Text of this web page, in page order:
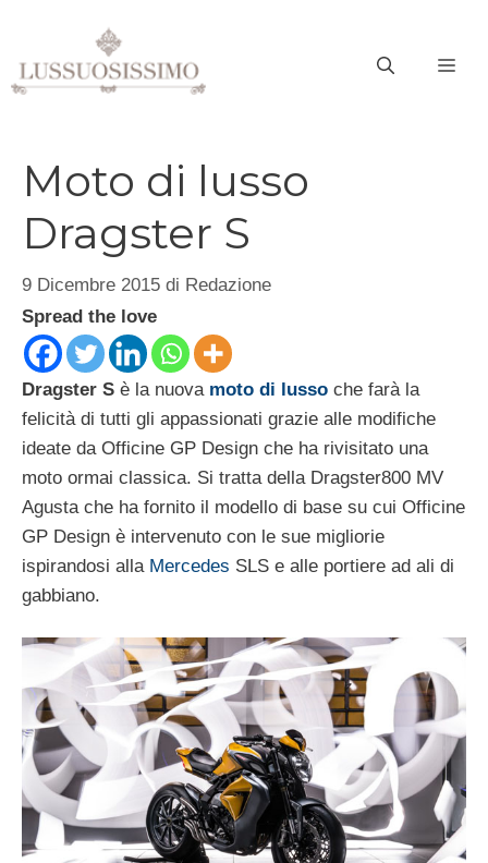
contenuto
Moto di lusso
Dragster S
9 Dicembre 2015 di Redazione
Spread the love
Dragster S è la nuova moto di lusso che farà la
felicità di tutti gli appassionati grazie alle modifiche
ideate da Officine GP Design che ha rivisitato una
moto ormai classica. Si tratta della Dragster800 MV
Agusta che ha fornito il modello di base su cui Officine
GP Design è intervenuto con le sue migliorie
ispirandosi alla Mercedes SLS e alle portiere ad ali di
gabbiano.